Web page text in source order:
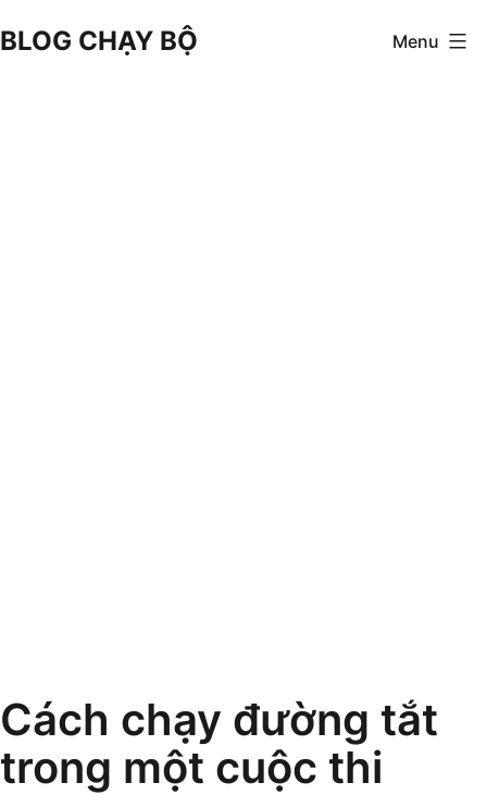
to
BLOG CHẠY BỘ Menu
Cách chạy đường tắt
trong một cuộc thi